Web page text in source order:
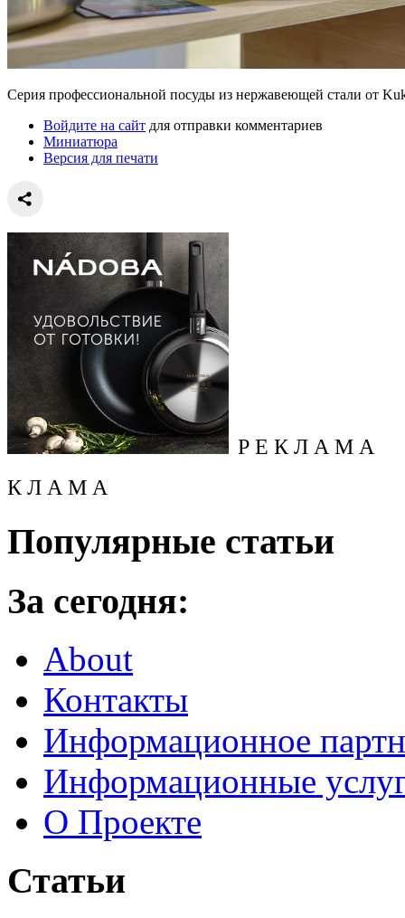
Серия профессиональной посуды из нержавеющей стали от
Войдите на сайт для отправки комментариев
Миниатюра
Версия для печати
Р Е К Л А М А
К Л А М А
Популярные статьи
За сегодня:
About
Контакты
Информационное
Информационные
О Проекте
Статьи